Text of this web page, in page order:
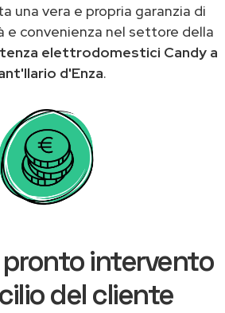
una vera e propria garanzia di
convenienza nel settore della
elettrodomestici Candy a
d'Enza.
pronto intervento
del cliente